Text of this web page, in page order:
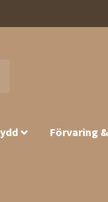
Förvaring